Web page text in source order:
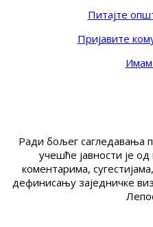
Питајте
Пријавите
Имам
Ради бољег сагледавања
учешће јавности је
коментарима,
дефинисању заједничке